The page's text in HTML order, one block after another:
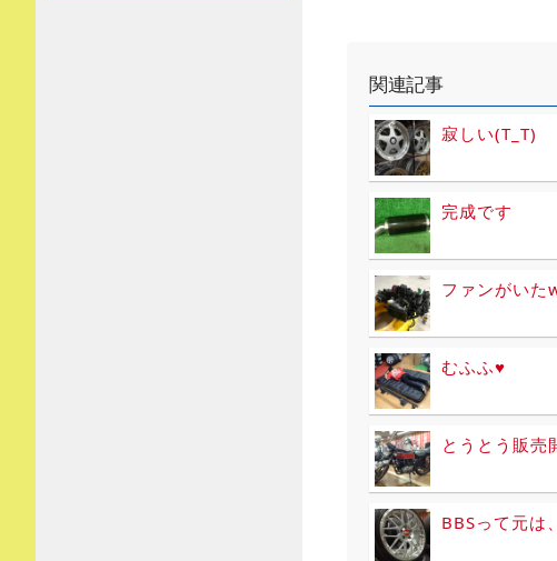
関連記事
寂しい(T_T)
完成です
ファンがいた
むふふ♥
とうとう販売
BBSって元は